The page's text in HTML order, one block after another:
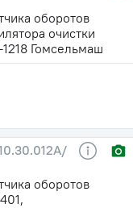
оборотов
очистки
Гомсельмаш
оборотов